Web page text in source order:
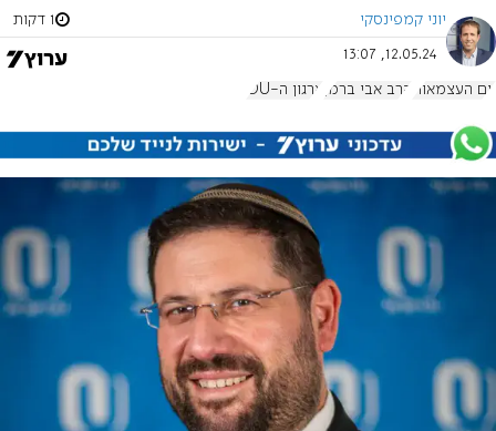
יוני קמפינסקי 1 דקות
12.05.24, 13:07
יום העצמאות הרב אבי ברמן ארגון ה-OU